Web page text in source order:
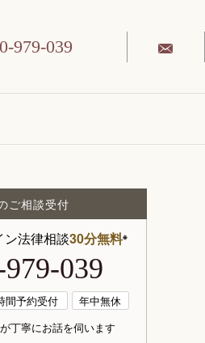
979-039
ご相談受付
法律相談30分無料※
039
間予約受付
年中無休
丁寧にお話を伺います